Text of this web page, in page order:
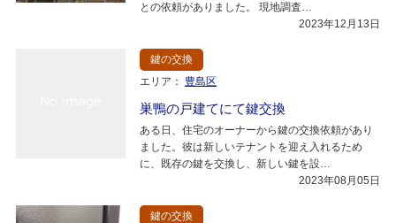
との依頼がありました。 現地調査…
2023年12月13日
鍵の交換
エリア：
豊島区
巣鴨の戸建てにて鍵交換
ある日、住宅のオーナーから鍵の交換依頼があり
ました。彼は新しいテナントを迎え入れるため
に、既存の鍵を交換し、新しい鍵を設…
2023年08月05日
鍵の交換